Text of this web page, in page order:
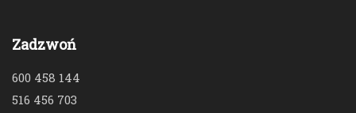
Zadzwoń
600 458 144
516 456 703